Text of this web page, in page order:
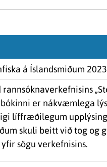
á Íslandsmiðum
er nákvæmlega
líffræðilegum
skuli beitt við tog og
sögu verkefnisins.